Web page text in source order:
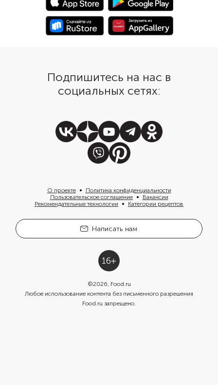
Подпишитесь на нас в
социальных сетях:
О проекте
Политика конфиденциальности
Пользовательское соглашение
Вакансии
Рекомендательные технологии
Категории рецептов
Написать нам
©2026, Food.ru
Любое использование контента без письменного разрешения
Food.ru запрещено.